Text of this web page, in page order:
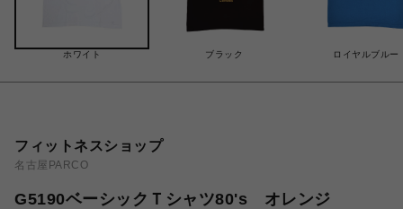
ホワイト ブラック ロイヤルブルー
フィットネスショップ
名古屋PARCO
G5190ベーシックＴシャツ80's オレンジ